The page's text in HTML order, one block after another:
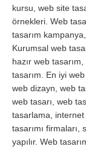
kursu, web site
örnekleri. Web
tasarım
Kurumsal web
hazır web
tasarım. En iyi web
web dizayn, web
web tasarı, web
tasarlama, internet
tasarımı firmaları,
yapılır. Web